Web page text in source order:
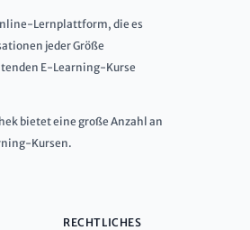
Lernplattform, die es
jeder Größe
E-Learning-Kurse
bietet eine große Anzahl an
Kursen.
RECHTLICHES